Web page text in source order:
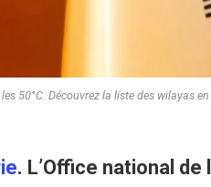
50°C. Découvrez la liste des wilayas
. L’Office national de